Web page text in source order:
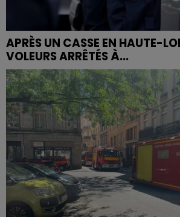
APRÈS UN CASSE EN HAUTE-
VOLEURS ARRÊTÉS À...